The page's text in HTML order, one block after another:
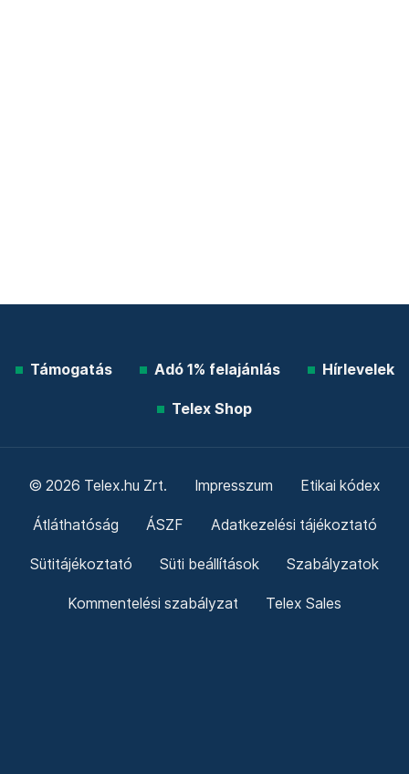
Támogatás Adó 1% felajánlás Hírlevelek
Telex Shop
© 2026 Telex.hu Zrt. Impresszum Etikai kódex
Átláthatóság ÁSZF Adatkezelési tájékoztató
Sütitájékoztató Süti beállítások Szabályzatok
Kommentelési szabályzat Telex Sales